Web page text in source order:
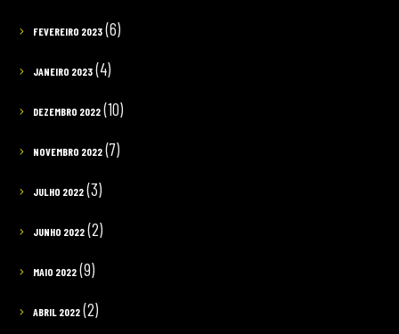
FEVEREIRO 2023(6)
JANEIRO 2023(4)
DEZEMBRO 2022(10)
NOVEMBRO 2022(7)
JULHO 2022(3)
JUNHO 2022(2)
MAIO 2022(9)
ABRIL 2022(2)